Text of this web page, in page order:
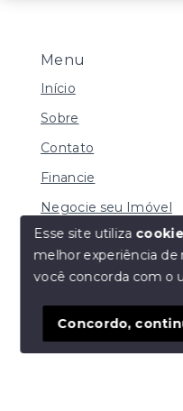
Olá!
Menu
Início
Sobre
Contato
Financie
Negocie seu Imóvel
© Copyright 2026 -
SITE PARA IMOBILIARIA
Esse site utiliza
melhor experiência
você concorda com o
Concordo,